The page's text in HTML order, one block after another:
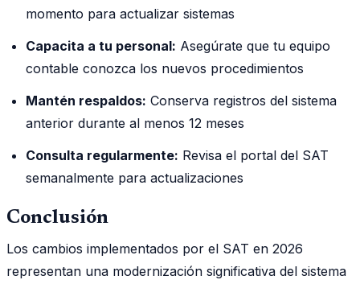
momento para actualizar sistemas
Capacita a tu personal: Asegúrate que tu equipo
contable conozca los nuevos procedimientos
Mantén respaldos: Conserva registros del sistema
anterior durante al menos 12 meses
Consulta regularmente: Revisa el portal del SAT
semanalmente para actualizaciones
Conclusión
Los cambios implementados por el SAT en 2026
representan una modernización significativa del sistema